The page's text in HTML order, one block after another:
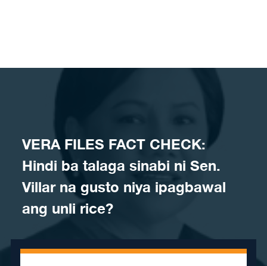
​VERA FILES FACT CHECK:
Hindi ba talaga sinabi ni Sen.
Villar na gusto niya ipagbawal
ang unli rice?